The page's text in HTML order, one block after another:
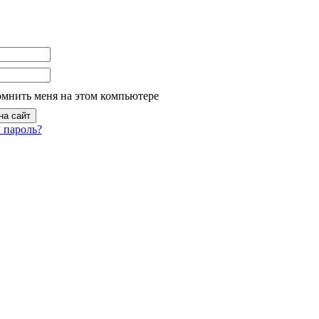
меня на этом компьютере